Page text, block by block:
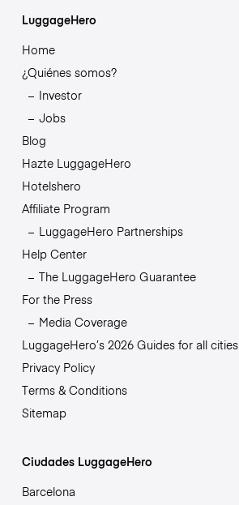
LuggageHero
Home
¿Quiénes somos?
Investor
Jobs
Blog
Hazte LuggageHero
Hotelshero
Affiliate Program
LuggageHero Partnerships
Help Center
The LuggageHero Guarantee
For the Press
Media Coverage
LuggageHero’s 2026 Guides for all cities
Privacy Policy
Terms & Conditions
Sitemap
Ciudades LuggageHero
Barcelona